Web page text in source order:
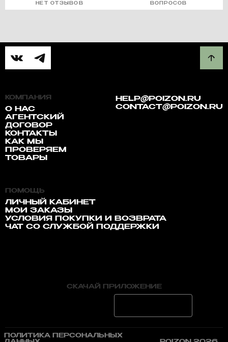
НЕТ ОТЗЫВОВ ВОПРОСОВ
КОМПАНИЯ
О НАС
АГЕНТСКИЙ
ДОГОВОР
КОНТАКТЫ
КАК МЫ
ПРОВЕРЯЕМ
ТОВАРЫ
HELP@POIZON.RU
CONTACT@POIZON.RU
ПОМОЩЬ
ЛИЧНЫЙ КАБИНЕТ
МОИ ЗАКАЗЫ
УСЛОВИЯ ПОКУПКИ И ВОЗВРАТА
ЧАТ СО СЛУЖБОЙ ПОДДЕРЖКИ
СКАЧАЙ ПРИЛОЖЕНИЕ
ПОЛИТИКА ПЕРСОНАЛЬНЫХ